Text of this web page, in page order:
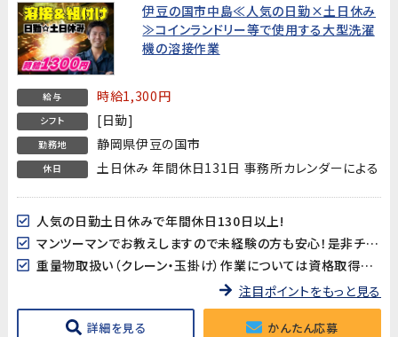
伊豆の国市中島≪人気の日勤×土日休み
≫コインランドリー等で使用する大型洗濯
機の溶接作業
給与 時給1,300円
シフト [日勤]
勤務地 静岡県伊豆の国市
休日 土日休み 年間休日131日 事務所カレンダーによる
人気の日勤土日休みで年間休日130日以上!
マンツーマンでお教えしますので未経験の方も安心！是非チャレンジしてみてください！
重量物取扱い（クレーン・玉掛け）作業については資格取得支援が有ります！
注目ポイントをもっと見る
詳細を見る かんたん応募